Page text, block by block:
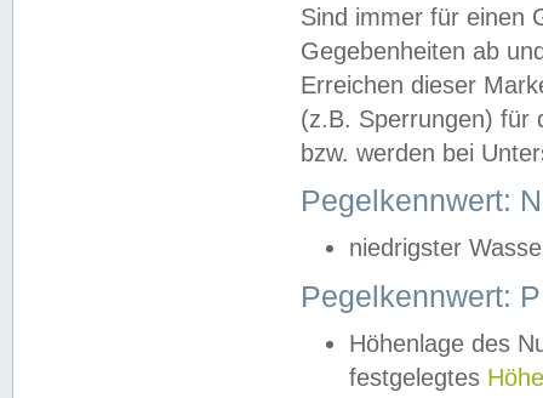
Sind immer für einen
Gegebenheiten ab
Erreichen dieser
(z.B. Sperrungen) für
bzw. werden bei
Pegelkennwert:
niedrigster
Pegelkennwert:
Höhenlage des
festgelegtes